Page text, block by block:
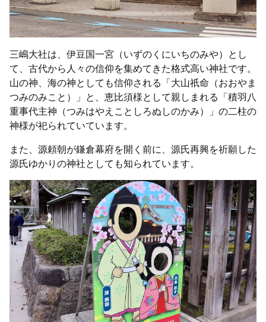
三嶋大社は、伊豆国一宮（いずのくにいちのみや）とし
て、古代から人々の信仰を集めてきた格式高い神社です。
山の神、海の神としても信仰される「大山祇命（おおやま
つみのみこと）」と、恵比須様として親しまれる「積羽八
重事代主神（つみはやえことしろぬしのかみ）」の二柱の
神様が祀られていています。
また、源頼朝が鎌倉幕府を開く前に、源氏再興を祈願した
源氏ゆかりの神社としても知られています。